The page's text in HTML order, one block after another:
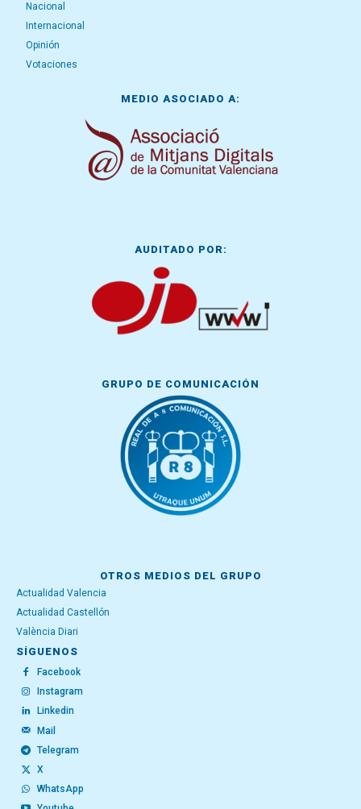
Nacional
Internacional
Opinión
Votaciones
MEDIO ASOCIADO A:
AUDITADO POR:
GRUPO DE COMUNICACIÓN
OTROS MEDIOS DEL GRUPO
Actualidad Valencia
Actualidad Castellón
València Diari
SÍGUENOS
Facebook
Instagram
Linkedin
Mail
Telegram
X
WhatsApp